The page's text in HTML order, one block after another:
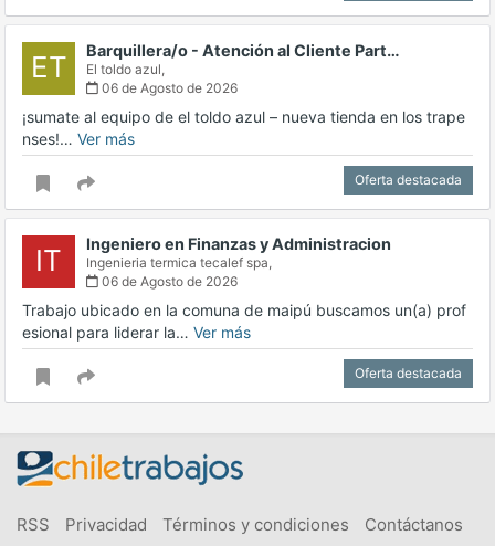
ET Barquillera/o - Atención al Cliente Part…
El toldo azul,
06 de Agosto de 2026
¡sumate al equipo de el toldo azul – nueva tienda en los trape
nses!… Ver más
Oferta destacada
IT Ingeniero en Finanzas y Administracion
Ingenieria termica tecalef spa,
06 de Agosto de 2026
Trabajo ubicado en la comuna de maipú buscamos un(a) prof
esional para liderar la… Ver más
Oferta destacada
RSS Privacidad Términos y condiciones Contáctanos